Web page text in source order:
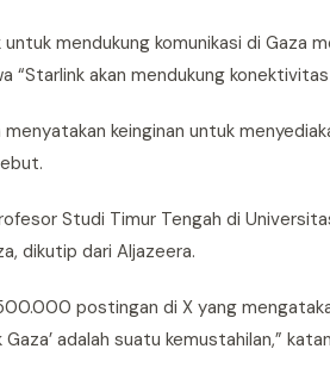
mendukung komunikasi di
“Starlink akan mendukung
menyatakan keinginan untuk
Studi Timur Tengah di
dikutip dari Aljazeera.
postingan di X yang
Gaza’ adalah suatu kemustahilan,”